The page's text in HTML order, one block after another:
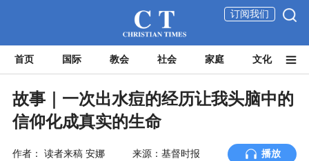
订阅我们
首页 国际 教会 社会 家庭 文化
故事｜一次出水痘的经历让我头脑中的
信仰化成真实的生命
作者： 读者来稿 安娜 来源：基督时报 播放